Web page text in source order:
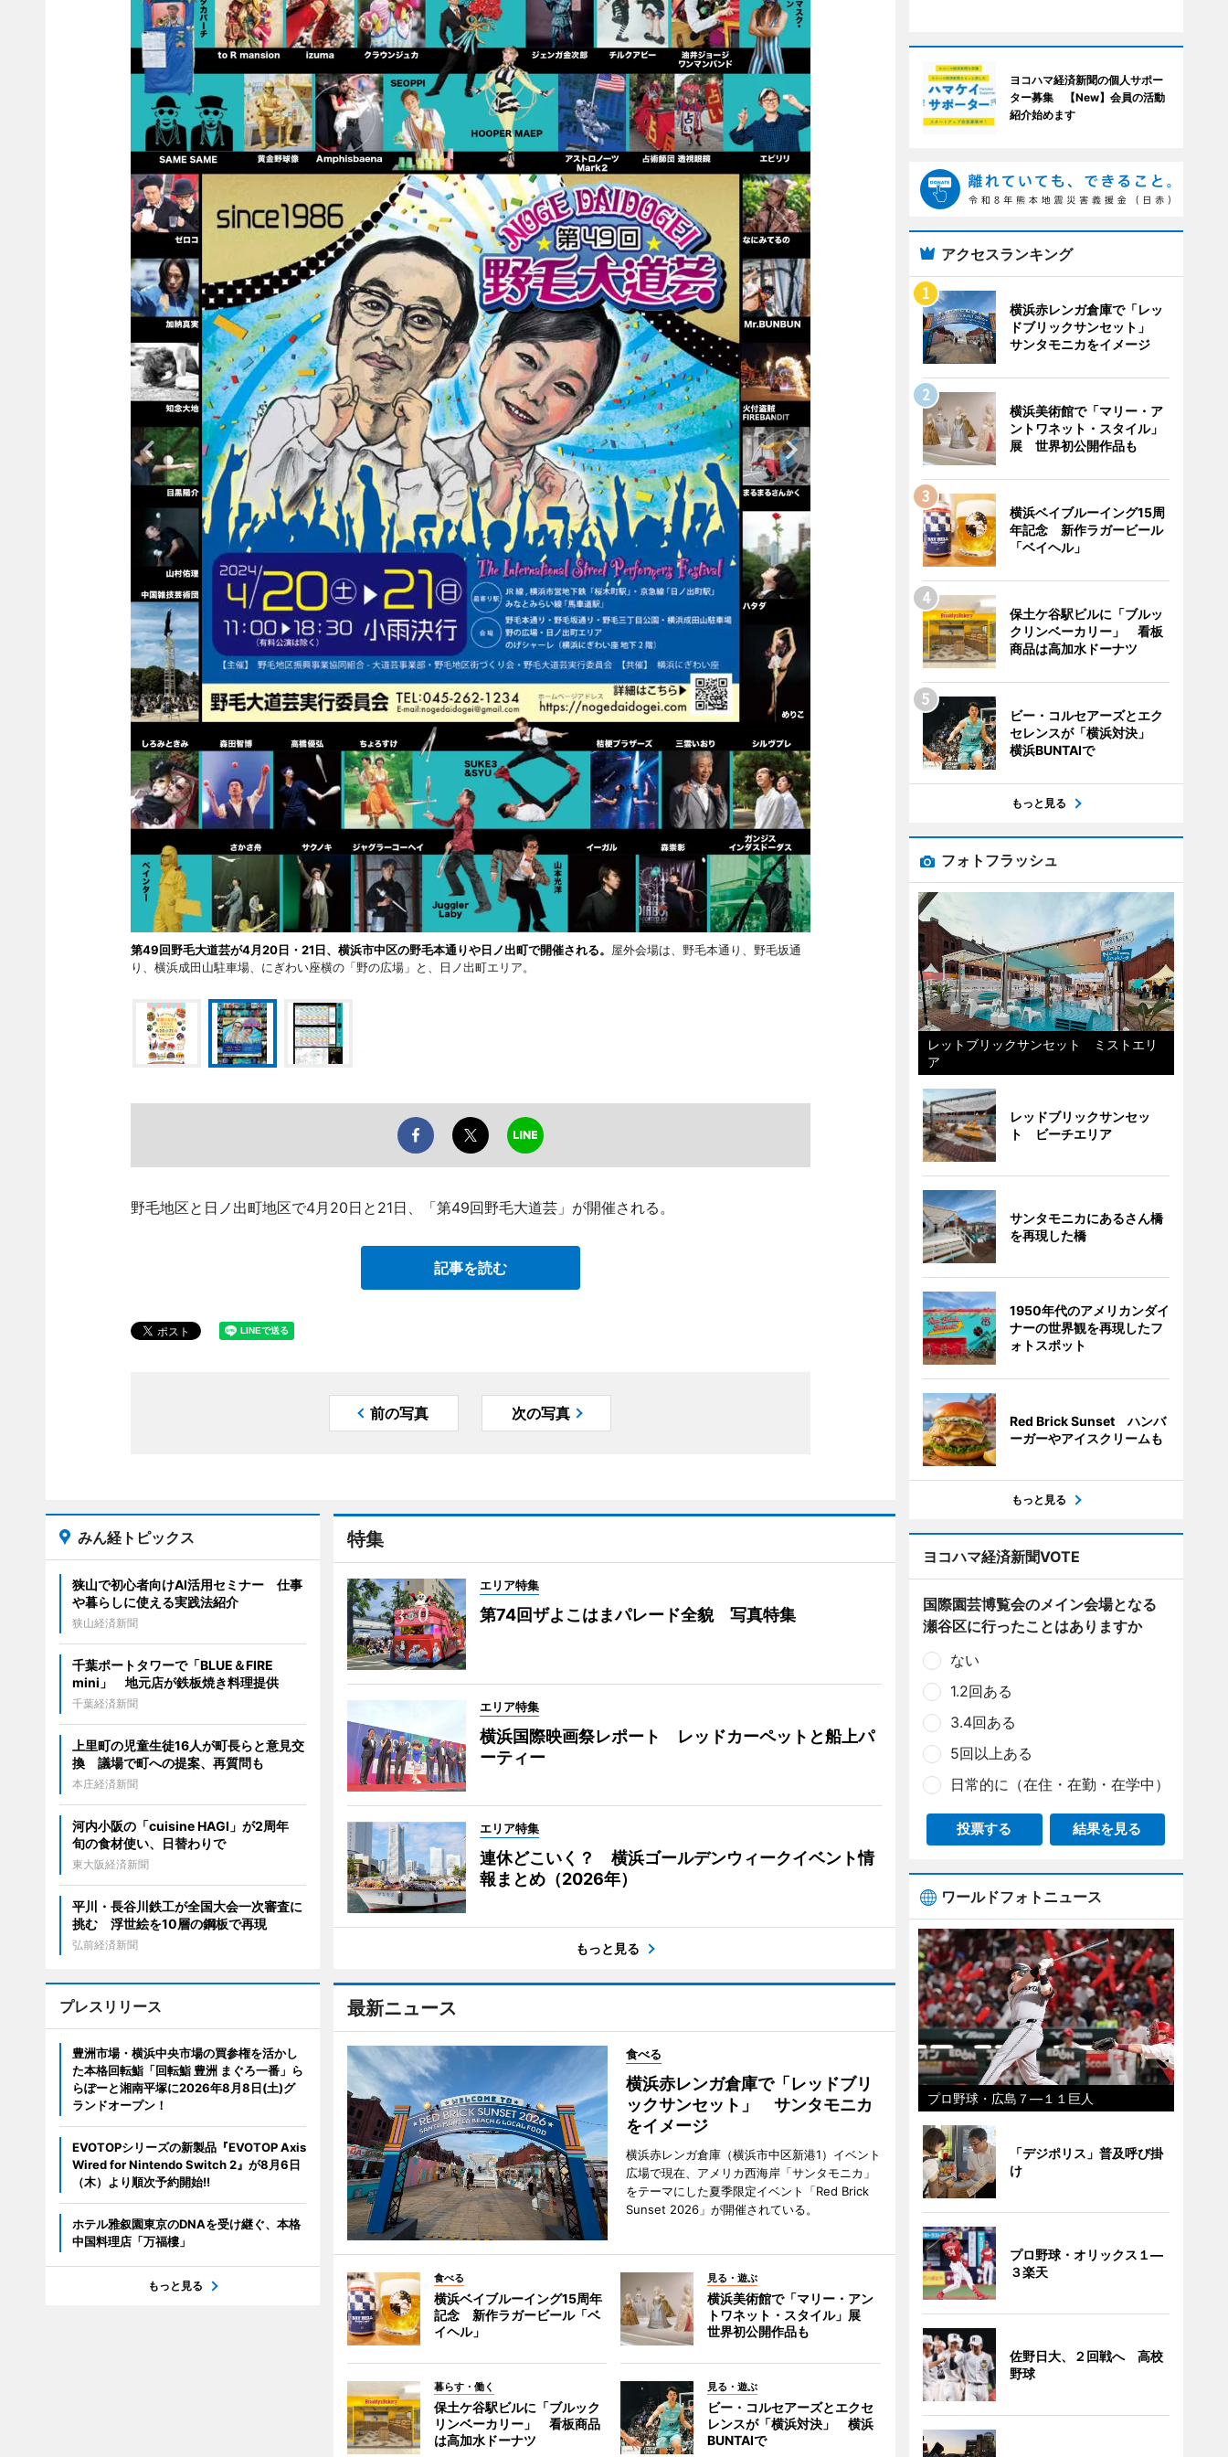
第49回野毛大道芸が4月20日・21日、横浜市中区の野毛本通りや日ノ出町で開催される。 屋外会場は、野毛本通り、野毛坂通
り、横浜成田山駐車場、にぎわい座横の「野の広場」と、日ノ出町エリア。
野毛地区と日ノ出町地区で4月20日と21日、「第49回野毛大道芸」が開催される。
記事を読む
前の写真 次の写真
特集
エリア特集
第74回ザよこはまパレード全貌 写真特集
エリア特集
横浜国際映画祭レポート レッドカーペットと船上パ
ーティー
エリア特集
連休どこいく？ 横浜ゴールデンウィークイベント情
報まとめ（2026年）
もっと見る
最新ニュース
食べる
横浜赤レンガ倉庫で「レッドブリ
ックサンセット」 サンタモニカ
をイメージ
横浜赤レンガ倉庫（横浜市中区新港1）イベント
広場で現在、アメリカ西海岸「サンタモニカ」
をテーマにした夏季限定イベント「Red Brick
Sunset 2026」が開催されている。
食べる
横浜ベイブルーイング15周年
記念 新作ラガービール「ベ
イヘル」
見る・遊ぶ
横浜美術館で「マリー・アン
トワネット・スタイル」展
世界初公開作品も
暮らす・働く
保土ケ谷駅ビルに「ブルック
リンベーカリー」 看板商品
は高加水ドーナツ
見る・遊ぶ
ビー・コルセアーズとエクセ
レンスが「横浜対決」 横浜
BUNTAIで
みん経トピックス
狭山で初心者向けAI活用セミナー 仕事
や暮らしに使える実践法紹介
狭山経済新聞
千葉ポートタワーで「BLUE＆FIRE
mini」 地元店が鉄板焼き料理提供
千葉経済新聞
上里町の児童生徒16人が町長らと意見交
換 議場で町への提案、再質問も
本庄経済新聞
河内小阪の「cuisine HAGI」が2周年
旬の食材使い、日替わりで
東大阪経済新聞
平川・長谷川鉄工が全国大会一次審査に
挑む 浮世絵を10層の鋼板で再現
弘前経済新聞
プレスリリース
豊洲市場・横浜中央市場の買参権を活かし
た本格回転鮨「回転鮨 豊洲 まぐろ一番」ら
らぽーと湘南平塚に2026年8月8日(土)グ
ランドオープン！
EVOTOPシリーズの新製品『EVOTOP Axis
Wired for Nintendo Switch 2』が8月6日
（木）より順次予約開始!!
ホテル雅叙園東京のDNAを受け継ぐ、本格
中国料理店「万福樓」
もっと見る
ヨコハマ経済新聞の個人サポー
ター募集 【New】会員の活動
紹介始めます
アクセスランキング
横浜赤レンガ倉庫で「レッ
ドブリックサンセット」
サンタモニカをイメージ
横浜美術館で「マリー・ア
ントワネット・スタイル」
展 世界初公開作品も
横浜ベイブルーイング15周
年記念 新作ラガービール
「ベイヘル」
保土ケ谷駅ビルに「ブルッ
クリンベーカリー」 看板
商品は高加水ドーナツ
ビー・コルセアーズとエク
セレンスが「横浜対決」
横浜BUNTAIで
もっと見る
フォトフラッシュ
レットブリックサンセット ミストエリ
ア
レッドブリックサンセッ
ト ビーチエリア
サンタモニカにあるさん橋
を再現した橋
1950年代のアメリカンダイ
ナーの世界観を再現したフ
ォトスポット
Red Brick Sunset ハンバ
ーガーやアイスクリームも
もっと見る
ヨコハマ経済新聞VOTE
国際園芸博覧会のメイン会場となる
瀬谷区に行ったことはありますか
ない
1.2回ある
3.4回ある
5回以上ある
日常的に（在住・在勤・在学中）
投票する 結果を見る
ワールドフォトニュース
プロ野球・広島７―１１巨人
「デジポリス」普及呼び掛
け
プロ野球・オリックス１―
３楽天
佐野日大、２回戦へ 高校
野球